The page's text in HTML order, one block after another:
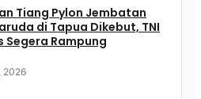
Tiang Pylon Jembatan
di Tapua Dikebut, TNI
Rampung
2026